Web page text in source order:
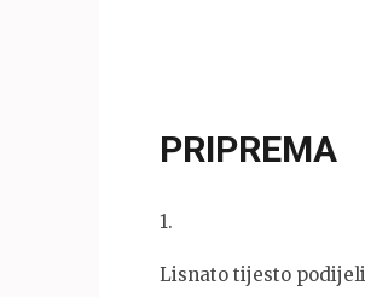
PRIPREMA
1.
Lisnato tijesto